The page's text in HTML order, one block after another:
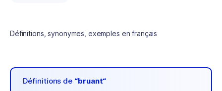
Définitions, synonymes, exemples en français
Définitions de “bruant“